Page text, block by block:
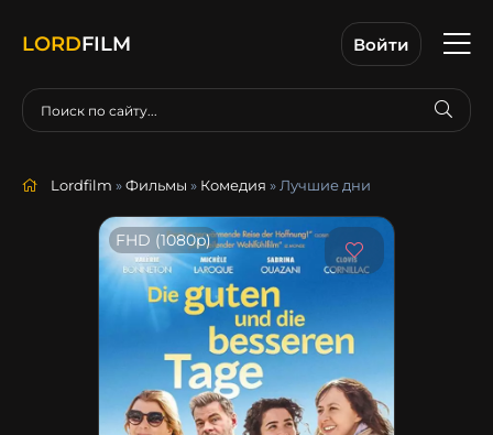
LORDFILM Войти
Lordfilm »Фильмы » Комедия » Лучшие дни
FHD (1080p)